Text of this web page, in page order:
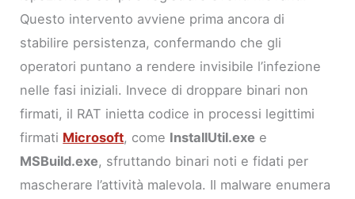
Questo intervento avviene prima ancora di
stabilire persistenza, confermando che gli
operatori puntano a rendere invisibile l’infezione
nelle fasi iniziali. Invece di droppare binari non
firmati, il RAT inietta codice in processi legittimi
firmati Microsoft, come InstallUtil.exe e
MSBuild.exe, sfruttando binari noti e fidati per
mascherare l’attività malevola. Il malware enumera